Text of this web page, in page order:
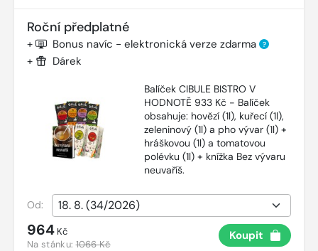
Roční předplatné
+ Bonus navíc - elektronická verze zdarma ?
+ Dárek
Balíček CIBULE BISTRO V
HODNOTĚ 933 Kč - Balíček
obsahuje: hovězí (1l), kuřecí (1l),
zeleninový (1l) a pho vývar (1l) +
hráškovou (1l) a tomatovou
polévku (1l) + knížka Bez vývaru
neuvaříš.
Od:
964 Kč
Na stánku:1066 Kč
Koupit